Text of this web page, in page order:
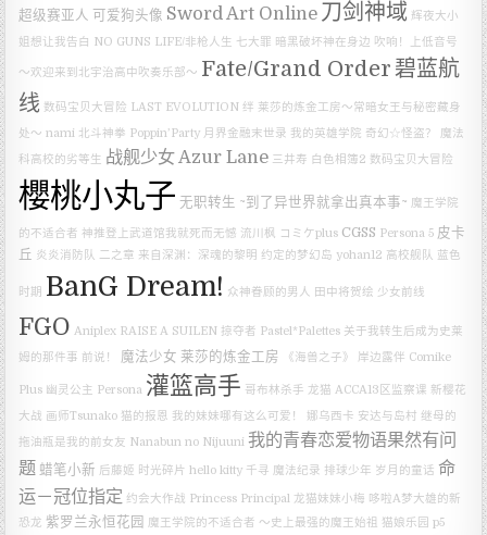
超级赛亚人 可爱狗头像 Sword Art Online 刀剑神域 辉夜大小
姐想让我告白 NO GUNS LIFE/非枪人生 七大罪 暗黑破坏神在身边 吹响！上低音号
～欢迎来到北宇治高中吹奏乐部～ Fate/Grand Order 碧蓝航
线 数码宝贝大冒险 LAST EVOLUTION 绊 莱莎的炼金工房～常暗女王与秘密藏身
处～ nami 北斗神拳 Poppin’Party 月界金融末世录 我的英雄学院 奇幻☆怪盗？
魔法
科高校的劣等生 战舰少女Azur Lane 三井寿 白色相簿2 数码宝贝大冒险
櫻桃小丸子 无职转生 ~到了异世界就拿出真本事~ 魔王学院
的不适合者 神推登上武道馆我就死而无憾 流川枫 コミケplus CGSS Persona 5 皮卡
丘 炎炎消防队 二之章 来自深渊：深魂的黎明 约定的梦幻岛 yohan12 高校舰队 蓝色
时期 BanG Dream! 众神眷顾的男人 田中将贺绘 少女前线
FGO Aniplex RAISE A SUILEN 掠夺者 Pastel*Palettes 关于我转生后成为史莱
姆的那件事 前说！ 魔法少女 莱莎的炼金工房 《海兽之子》 岸边露伴 Comike
Plus 幽灵公主 Persona 灌篮高手 哥布林杀手 龙猫 ACCA13区监察课 新樱花
大战 画师Tsunako 猫的报恩 我的妹妹哪有这么可爱！ 娜乌西卡 安达与岛村 继母的
拖油瓶是我的前女友 Nanabun no Nijuuni 我的青春恋爱物语果然有问
题 蜡笔小新 后藤姬 时光碎片 hello kitty 千寻 魔法纪录 排球少年 岁月的童话 命
运－冠位指定 约会大作战 Princess Principal 龙猫妹妹小梅 哆啦A梦大雄的新
恐龙 紫罗兰永恒花园 魔王学院的不适合者 ～史上最强的魔王始祖 猫娘乐园 p5